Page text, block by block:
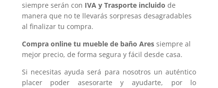
siempre serán con IVA y Trasporte incluido de
manera que no te llevarás sorpresas desagradables
al finalizar tu compra.
Compra online tu mueble de baño Ares siempre al
mejor precio, de forma segura y fácil desde casa.
Si necesitas ayuda será para nosotros un auténtico
placer poder asesorarte y ayudarte, por lo